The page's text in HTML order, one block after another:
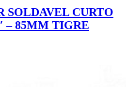
SOLDAVEL CURTO
– 85MM TIGRE